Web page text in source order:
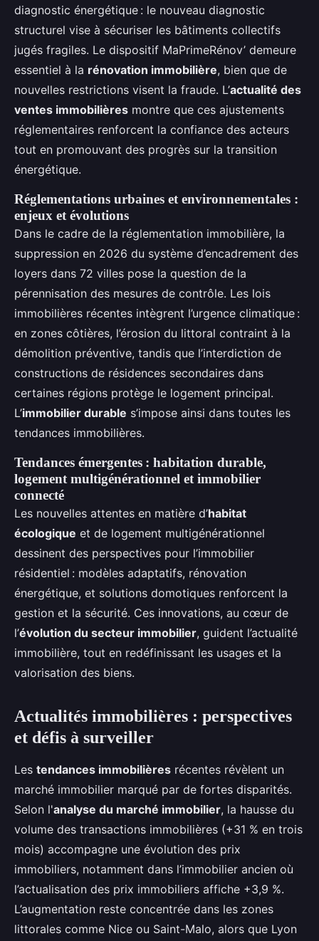
diagnostic énergétique : le nouveau diagnostic
structurel vise à sécuriser les bâtiments collectifs
jugés fragiles. Le dispositif MaPrimeRénov’ demeure
essentiel à la rénovation immobilière, bien que de
nouvelles restrictions visent la fraude. L’actualité des
ventes immobilières montre que ces ajustements
réglementaires renforcent la confiance des acteurs
tout en promouvant des progrès sur la transition
énergétique.
Réglementations urbaines et environnementales :
enjeux et évolutions
Dans le cadre de la réglementation immobilière, la
suppression en 2026 du système d’encadrement des
loyers dans 72 villes pose la question de la
pérennisation des mesures de contrôle. Les lois
immobilières récentes intègrent l’urgence climatique :
en zones côtières, l’érosion du littoral contraint à la
démolition préventive, tandis que l’interdiction de
constructions de résidences secondaires dans
certaines régions protège le logement principal.
L’immobilier durable s’impose ainsi dans toutes les
tendances immobilières.
Tendances émergentes : habitation durable,
logement multigénérationnel et immobilier
connecté
Les nouvelles attentes en matière d’habitat
écologique et de logement multigénérationnel
dessinent des perspectives pour l’immobilier
résidentiel : modèles adaptatifs, rénovation
énergétique, et solutions domotiques renforcent la
gestion et la sécurité. Ces innovations, au cœur de
l’évolution du secteur immobilier, guident l’actualité
immobilière, tout en redéfinissant les usages et la
valorisation des biens.
Actualités immobilières : perspectives
et défis à surveiller
Les tendances immobilières récentes révèlent un
marché immobilier marqué par de fortes disparités.
Selon l'analyse du marché immobilier, la hausse du
volume des transactions immobilières (+31 % en trois
mois) accompagne une évolution des prix
immobiliers, notamment dans l’immobilier ancien où
l’actualisation des prix immobiliers affiche +3,9 %.
L’augmentation reste concentrée dans les zones
littorales comme Nice ou Saint-Malo, alors que Lyon